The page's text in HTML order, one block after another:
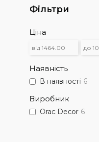
Фільтри
Ціна
Наявність
В наявності 6
Виробник
Orac Decor 6